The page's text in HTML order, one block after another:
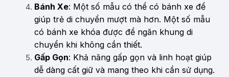
Bánh Xe: Một số mẫu có thể có bánh xe để
giúp trẻ di chuyển mượt mà hơn. Một số mẫu
có bánh xe khóa được để ngăn khung di
chuyển khi không cần thiết.
Gấp Gọn: Khả năng gấp gọn và linh hoạt giúp
dễ dàng cất giữ và mang theo khi cần sử dụng.